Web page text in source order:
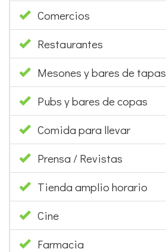
Comercios
Restaurantes
Mesones y bares de tapas
Pubs y bares de copas
Comida para llevar
Prensa / Revistas
Tienda amplio horario
Cine
Farmacia